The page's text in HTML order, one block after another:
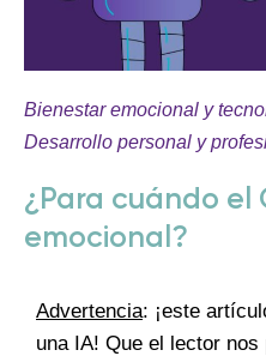
Bienestar emocional y
Desarrollo personal y
¿Para cuándo el
emocional?
Advertencia: ¡este
una IA! Que el lector